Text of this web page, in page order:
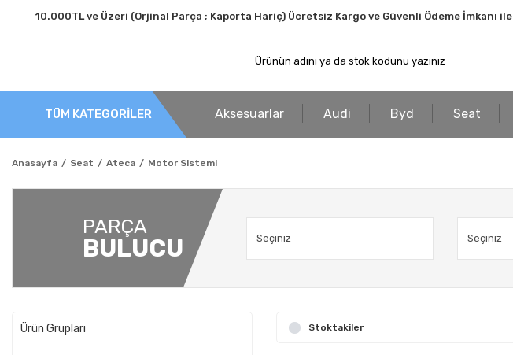
10.000TL ve Üzeri (Orjinal Parça ; Kaporta Hariç) Ücretsiz Kargo ve Güvenli Ödeme İmkanı ile
TÜM KATEGORİLER Aksesuarlar Audi Byd Seat
Anasayfa Seat Ateca Motor Sistemi
PARÇA
BULUCU
Ürün Grupları Stoktakiler